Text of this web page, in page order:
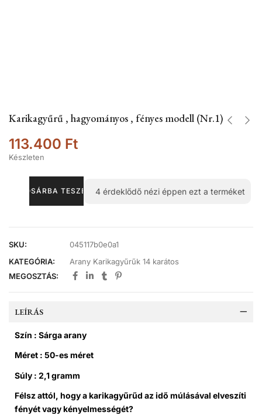
Karikagyűrű , hagyományos , fényes modell (Nr.1)
113.400 Ft
Készleten
KOSÁRBA TESZEM 4érdeklődő nézi éppen ezt a terméket
SKU:
045117b0e0a1
KATEGÓRIA:
Arany Karikagyűrűk 14 karátos
MEGOSZTÁS:
LEÍRÁS
Szín : Sárga arany
Méret : 50-es méret
Súly : 2,1 gramm
Félsz attól, hogy a karikagyűrűd az idő múlásával elveszíti
fényét vagy kényelmességét?